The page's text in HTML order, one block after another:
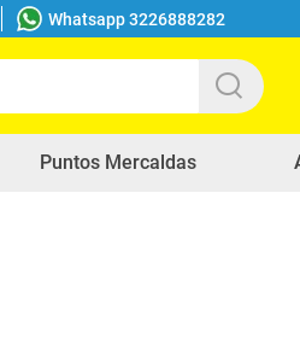
Whatsapp 3226888282
Puntos Mercaldas